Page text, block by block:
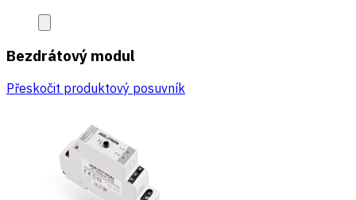
Bezdrátový modul
Přeskočit produktový posuvník